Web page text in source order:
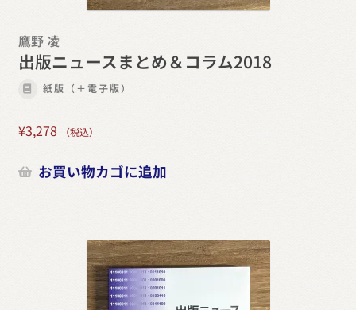
鷹野 凌
出版ニュースまとめ＆コラム2018
紙版（＋電子版）
¥3,278 （税込）
お買い物カゴに追加